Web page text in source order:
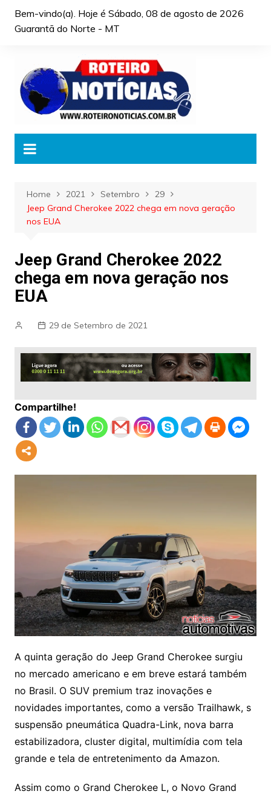
Bem-vindo(a). Hoje é Sábado, 08 de agosto de 2026
Guarantã do Norte - MT
Home 2021 Setembro
29
Jeep Grand Cherokee 2022 chega em nova geração
nos EUA
Jeep Grand Cherokee 2022
chega em nova geração nos
EUA
29 de Setembro de 2021
Compartilhe!
A quinta geração do Jeep Grand Cherokee surgiu
no mercado americano e em breve estará também
no Brasil. O SUV premium traz inovações e
novidades importantes, como a versão Trailhawk, s
suspensão pneumática Quadra-Link, nova barra
estabilizadora, cluster digital, multimídia com tela
grande e tela de entretenimento da Amazon.
Assim como o Grand Cherokee L, o Novo Grand